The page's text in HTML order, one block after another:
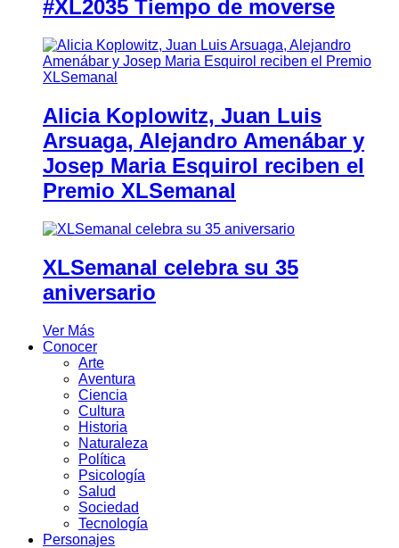
#XL2035 Tiempo de moverse
Alicia Koplowitz, Juan Luis
Arsuaga, Alejandro Amenábar y
Josep Maria Esquirol reciben el
Premio XLSemanal
XLSemanal celebra su 35
aniversario
Ver Más
Conocer
Arte
Aventura
Ciencia
Cultura
Historia
Naturaleza
Política
Psicología
Salud
Sociedad
Tecnología
Personajes